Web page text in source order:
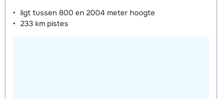
ligt tussen 800 en 2004 meter hoogte
233 km pistes